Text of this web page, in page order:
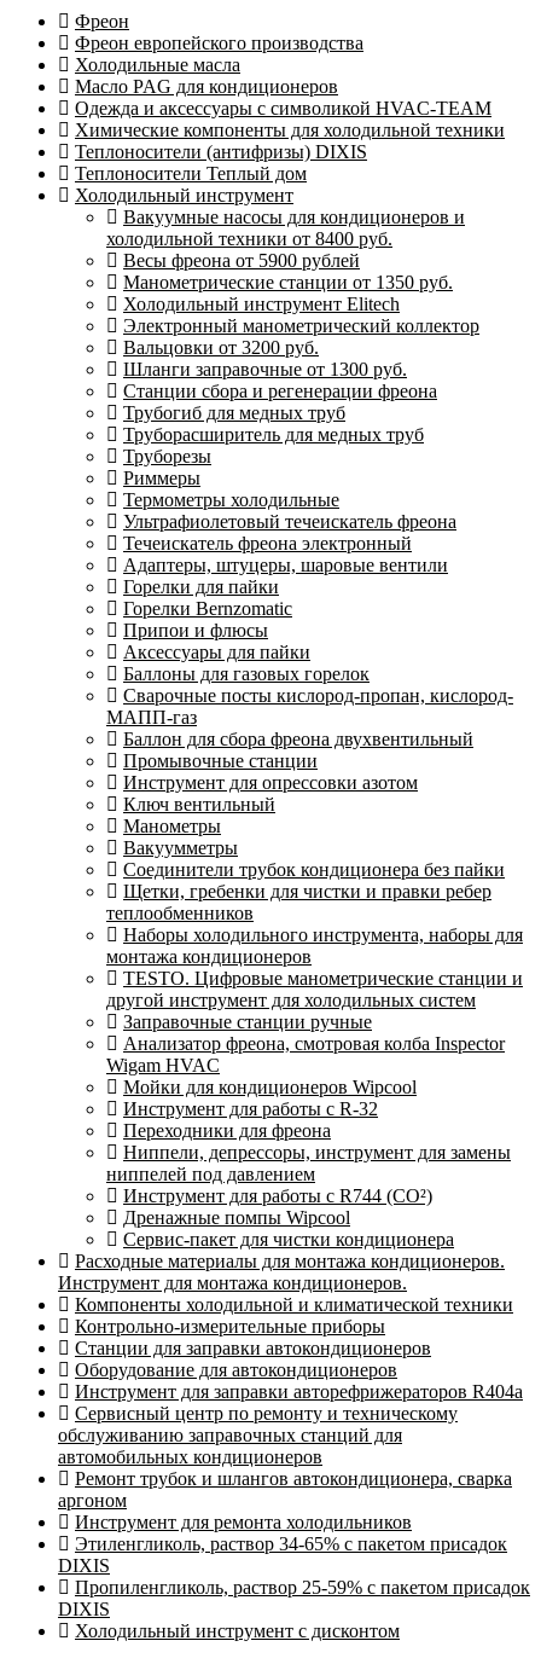
Фреон
Фреон европейского производства
Холодильные масла
Масло PAG для кондиционеров
Одежда и аксессуары с символикой HVAC-TEAM
Химические компоненты для холодильной техники
Теплоносители (антифризы) DIXIS
Теплоносители Теплый дом
Холодильный инструмент
Вакуумные насосы для кондиционеров и
холодильной техники от 8400 руб.
Весы фреона от 5900 рублей
Манометрические станции от 1350 руб.
Холодильный инструмент Elitech
Электронный манометрический коллектор
Вальцовки от 3200 руб.
Шланги заправочные от 1300 руб.
Станции сбора и регенерации фреона
Трубогиб для медных труб
Труборасширитель для медных труб
Труборезы
Риммеры
Термометры холодильные
Ультрафиолетовый течеискатель фреона
Течеискатель фреона электронный
Адаптеры, штуцеры, шаровые вентили
Горелки для пайки
Горелки Bernzomatic
Припои и флюсы
Аксессуары для пайки
Баллоны для газовых горелок
Сварочные посты кислород-пропан, кислород-
МАПП-газ
Баллон для сбора фреона двухвентильный
Промывочные станции
Инструмент для опрессовки азотом
Ключ вентильный
Манометры
Вакуумметры
Соединители трубок кондиционера без пайки
Щетки, гребенки для чистки и правки ребер
теплообменников
Наборы холодильного инструмента, наборы для
монтажа кондиционеров
TESTO. Цифровые манометрические станции и
другой инструмент для холодильных систем
Заправочные станции ручные
Анализатор фреона, смотровая колба Inspector
Wigam HVAC
Мойки для кондиционеров Wipcool
Инструмент для работы с R-32
Переходники для фреона
Ниппели, депрессоры, инструмент для замены
ниппелей под давлением
Инструмент для работы с R744 (CO²)
Дренажные помпы Wipcool
Сервис-пакет для чистки кондиционера
Расходные материалы для монтажа кондиционеров.
Инструмент для монтажа кондиционеров.
Компоненты холодильной и климатической техники
Контрольно-измерительные приборы
Станции для заправки автокондиционеров
Оборудование для автокондиционеров
Инструмент для заправки авторефрижераторов R404a
Сервисный центр по ремонту и техническому
обслуживанию заправочных станций для
автомобильных кондиционеров
Ремонт трубок и шлангов автокондиционера, сварка
аргоном
Инструмент для ремонта холодильников
Этиленгликоль, раствор 34-65% с пакетом присадок
DIXIS
Пропиленгликоль, раствор 25-59% с пакетом присадок
DIXIS
Холодильный инструмент с дисконтом